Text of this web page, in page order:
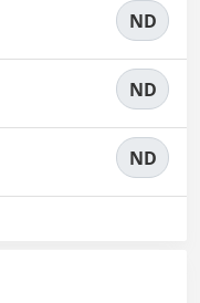
ND
ND
ND